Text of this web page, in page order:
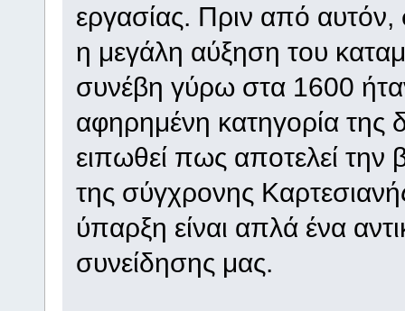
εργασίας. Πριν από
η μεγάλη αύξηση του
συνέβη γύρω στα 1600
αφηρημένη κατηγορία της
ειπωθεί πως αποτελεί την
της σύγχρονης
ύπαρξη είναι απλά ένα
συνείδησης μας.